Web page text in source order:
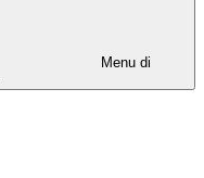
Menu di